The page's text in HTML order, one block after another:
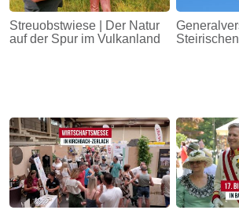
Streuobstwiese | Der Natur
auf der Spur im Vulkanland